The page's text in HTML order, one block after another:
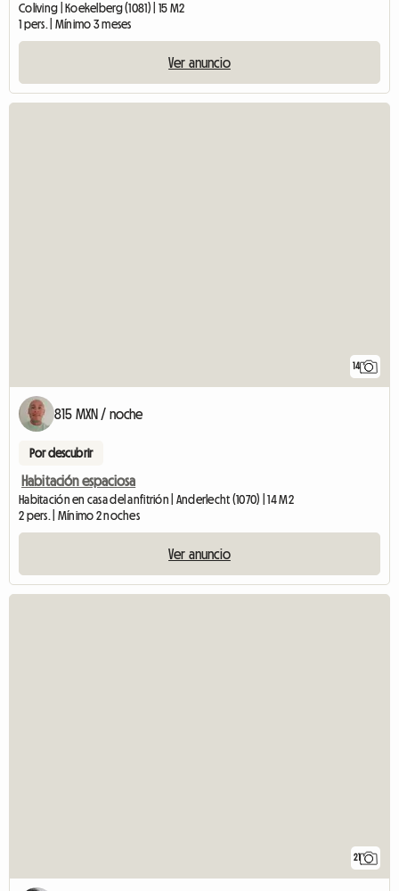
Coliving | Koekelberg (1081) | 15 M2
1 pers. | Mínimo 3 meses
Ver anuncio
14
815 MXN / noche
Por descubrir
Habitación espaciosa
Habitación en casa del anfitrión | Anderlecht (1070) | 14 M2
2 pers. | Mínimo 2 noches
Ver anuncio
21